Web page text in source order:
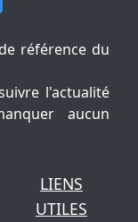
référence du
l'actualité
aucun
LIENS
UTILES